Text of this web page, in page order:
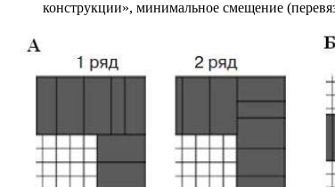
конструкции», минимальное смещение